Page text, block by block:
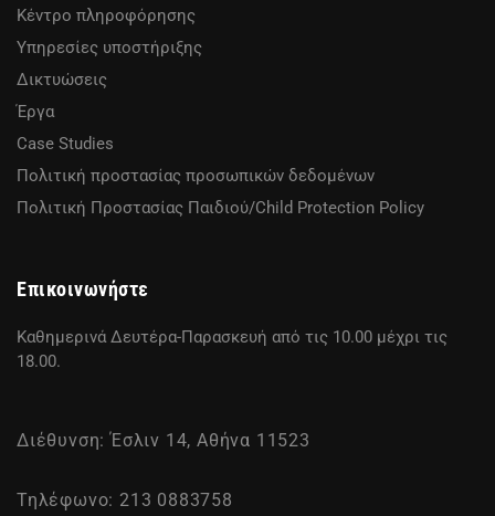
Κέντρο πληροφόρησης
Υπηρεσίες υποστήριξης
Δικτυώσεις
Έργα
Case Studies
Πολιτική προστασίας προσωπικών δεδομένων
Πολιτική Προστασίας Παιδιού/Child Protection Policy
Επικοινωνήστε
Καθημερινά Δευτέρα-Παρασκευή από τις 10.00 μέχρι τις
18.00.
Διέθυνση: Έσλιν 14, Αθήνα 11523
Τηλέφωνο: 213 0883758